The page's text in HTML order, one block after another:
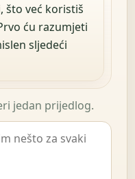
što već koristiš
ću razumjeti
sljedeći
jedan prijedlog.